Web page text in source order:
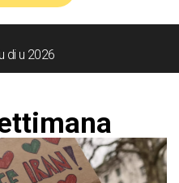
di u 2026